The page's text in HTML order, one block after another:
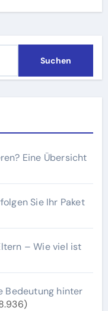
Eine Übersicht
Sie Ihr Paket
– Wie viel ist
Bedeutung hinter